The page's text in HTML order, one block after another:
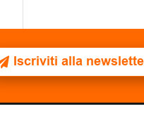
Iscriviti alla